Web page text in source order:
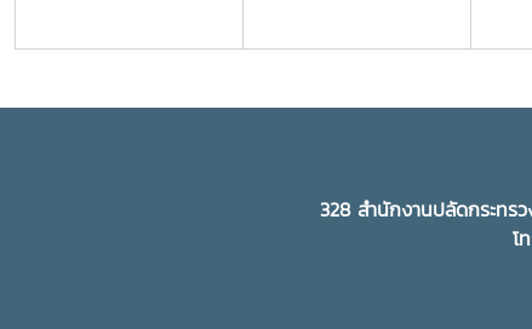
328 สำนักงานปลัดกระทร
โ